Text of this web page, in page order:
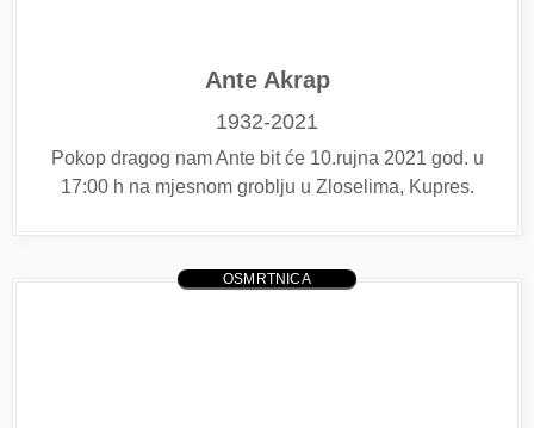
Ante Akrap
1932-2021
Pokop dragog nam Ante bit će 10.rujna 2021 god. u
17:00 h na mjesnom groblju u Zloselima, Kupres.
OSMRTNICA